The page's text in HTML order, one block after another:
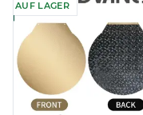
AUF LAGER